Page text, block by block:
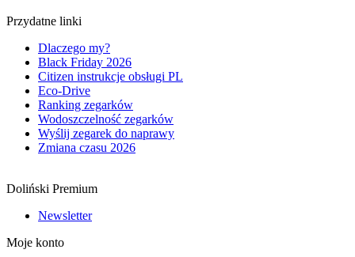
Przydatne linki
Dlaczego my?
Black Friday 2026
Citizen instrukcje obsługi PL
Eco-Drive
Ranking zegarków
Wodoszczelność zegarków
Wyślij zegarek do naprawy
Zmiana czasu 2026
Doliński Premium
Newsletter
Moje konto